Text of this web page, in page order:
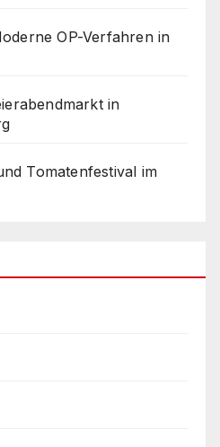
OP-Verfahren in
in
Tomatenfestival im